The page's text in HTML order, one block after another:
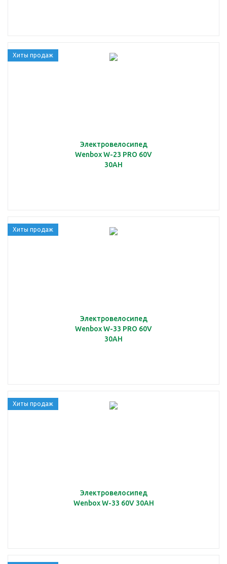
Хиты продаж
Электровелосипед
Wenbox W-23 PRO 60V
30AH
Хиты продаж
Электровелосипед
Wenbox W-33 PRO 60V
30AH
Хиты продаж
Электровелосипед
Wenbox W-33 60V 30AH